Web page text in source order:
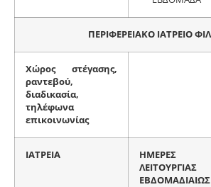
ΠΕΡΙΦΕΡΕΙΑΚΟ ΙΑΤΡΕΙΟ
Χώρος στέγασης,
ραντεβού,
διαδικασία,
τηλέφωνα
επικοινωνίας
ΙΑΤΡΕΙΑ
ΗΜΕΡΕΣ
ΛΕΙΤΟΥΡΓΙΑΣ
ΕΒΔΟΜΑΔΙΑΙΩΣ